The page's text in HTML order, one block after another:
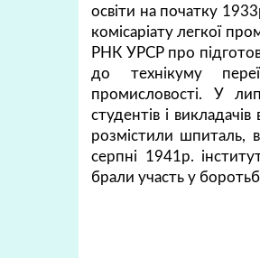
освіти на початку
комісаріату легкої
РНК УРСР про
до технікуму
промисловості. У
студентів і
розмістили шпиталь,
серпні 1941р.
брали участь у